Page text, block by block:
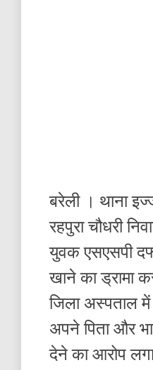
बरेली । थाना
रहपुरा चौधरी
युवक एसएसपी
खाने का ड्रामा
जिला अस्पताल
अपने पिता और
देने का आरोप